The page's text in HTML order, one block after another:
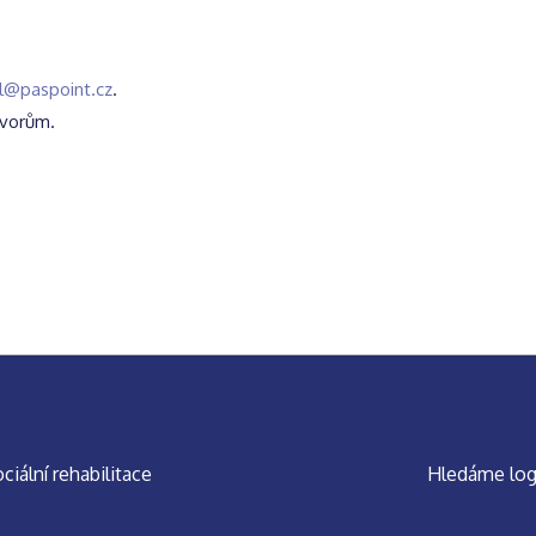
.
rehabilitace Hledáme